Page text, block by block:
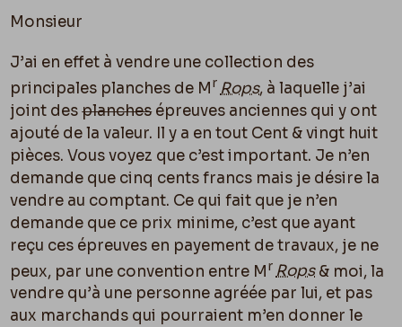
Monsieur
J’ai en effet à vendre une collection des
principales planches de Mr Rops, à laquelle j’ai
joint desplanchesépreuves anciennes qui y ont
ajouté de la valeur. Il y a en tout Cent & vingt huit
pièces. Vous voyez que c’est important. Je n’en
demande que cinq cents francs mais je désire la
vendre au comptant. Ce qui fait que je n’en
demande que ce prix minime, c’est que ayant
reçu ces épreuves en payement de travaux, je ne
peux, par une convention entre MrRops& moi, la
vendre qu’à une personne agréée par lui, et pas
aux marchands qui pourraient m’en donner le